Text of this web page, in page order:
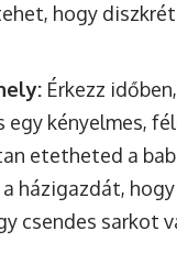
hogy
Érkezz
egy kényelmes,
etetheted a
házigazdát,
csendes sarkot